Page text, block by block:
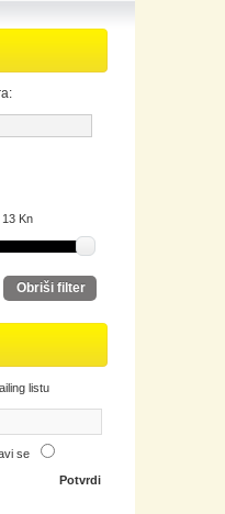
Kn
Obriši filter
listu
se